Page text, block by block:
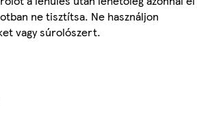
ne tisztítsa. Ne használjon
vagy súrolószert.